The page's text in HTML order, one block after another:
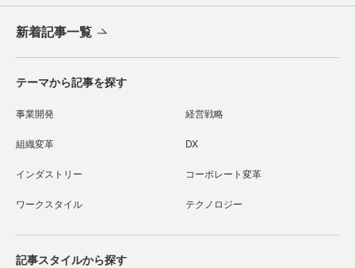
新着記事一覧
テーマから記事を探す
事業開発 経営戦略
組織変革 DX
インダストリー コーポレート変革
ワークスタイル テクノロジー
記事スタイルから探す